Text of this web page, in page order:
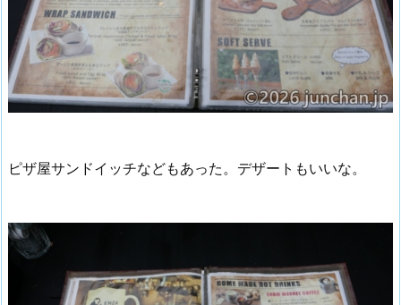
ピザ屋サンドイッチなどもあった。デザートもいいな。